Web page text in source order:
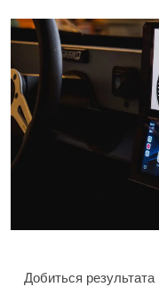
Добиться